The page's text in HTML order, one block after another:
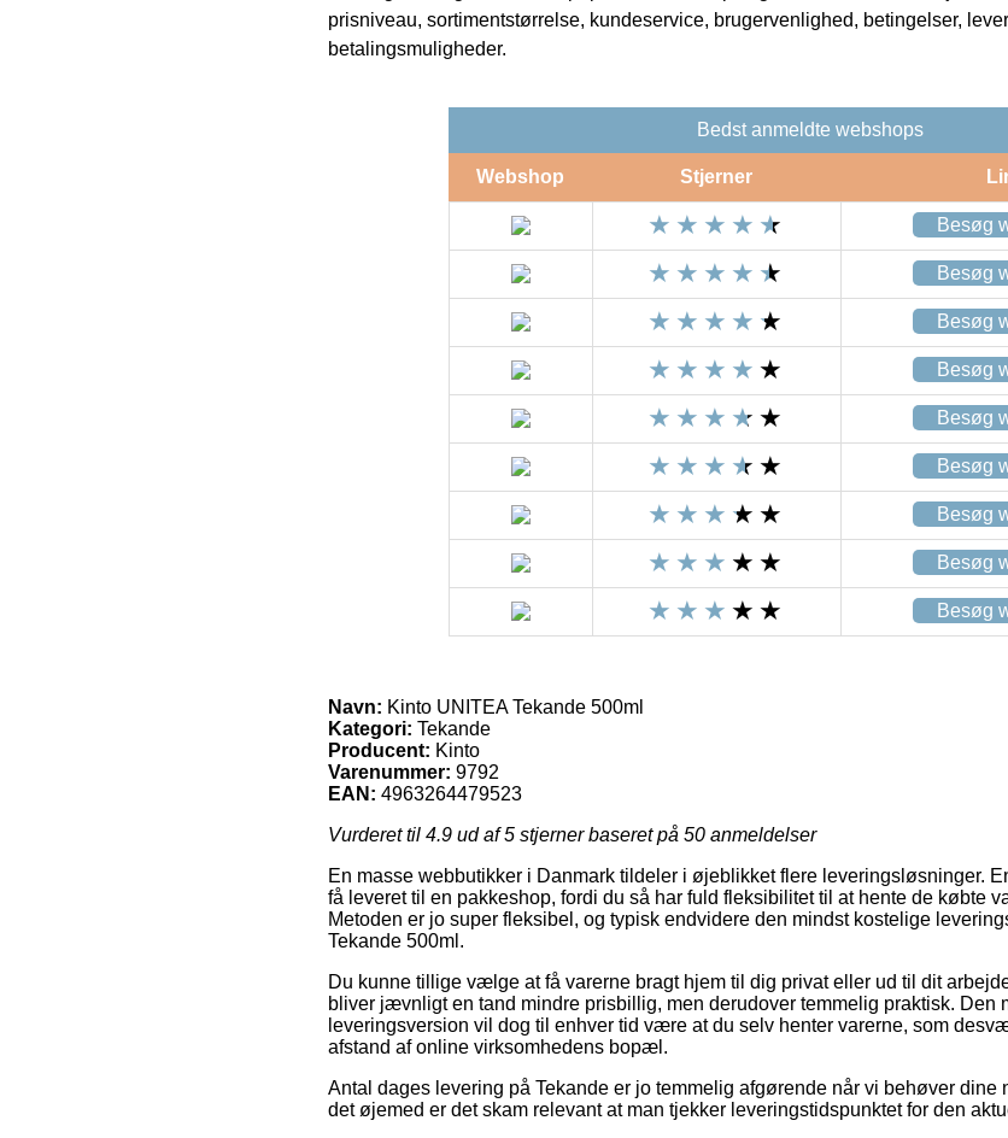
prisniveau, sortimentstørrelse, kundeservice, brugervenlighed, betingelser,
betalingsmuligheder.
Bedst anmeldte webshops
Webshop Stjerner
Besøg
Besøg
Besøg
Besøg
Besøg
Besøg
Besøg
Besøg
Besøg
Navn: Kinto UNITEA Tekande 500ml
Kategori: Tekande
Producent: Kinto
Varenummer: 9792
EAN: 4963264479523
Vurderet til 4.9 ud af 5 stjerner baseret på 50 anmeldelser
En masse webbutikker i Danmark tildeler i øjeblikket flere leveringsløsninger.
få leveret til en pakkeshop, fordi du så har fuld fleksibilitet til at hente de købte
Metoden er jo super fleksibel, og typisk endvidere den mindst kostelige
Tekande 500ml.
Du kunne tillige vælge at få varerne bragt hjem til dig privat eller ud til dit
bliver jævnligt en tand mindre prisbillig, men derudover temmelig praktisk. Den
leveringsversion vil dog til enhver tid være at du selv henter varerne, som
afstand af online virksomhedens bopæl.
Antal dages levering på Tekande er jo temmelig afgørende når vi behøver dine
det øjemed er det skam relevant at man tjekker leveringstidspunktet for den